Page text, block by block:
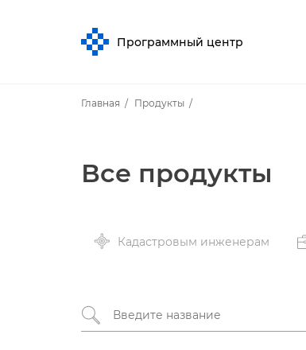
Программный центр
Главная Продукты
се продукты
Кадастровым инженерам